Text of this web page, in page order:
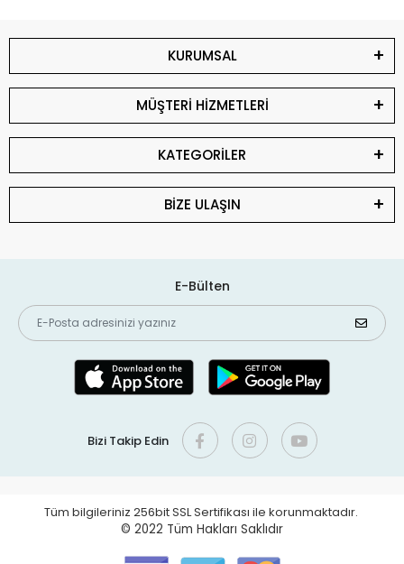
KURUMSAL
MÜŞTERİ HİZMETLERİ
KATEGORİLER
BİZE ULAŞIN
E-Bülten
Bizi Takip Edin
Tüm bilgileriniz 256bit SSL Sertifikası ile korunmaktadır.
© 2022 Tüm Hakları Saklıdır